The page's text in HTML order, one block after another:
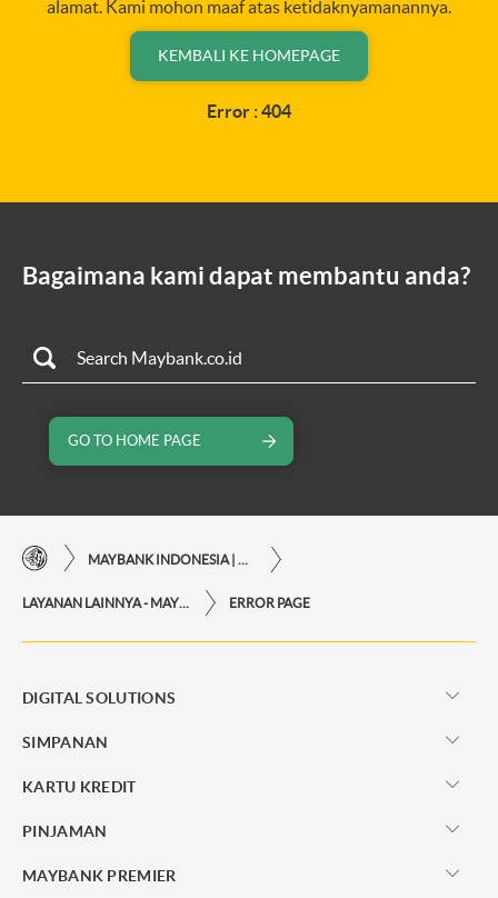
alamat. Kami mohon maaf atas ketidaknyamanannya.
KEMBALI KE HOMEPAGE
Error : 404
Bagaimana kami dapat membantu anda?
GO TO HOME PAGE
ERROR PAGE
DIGITAL SOLUTIONS
SIMPANAN
KARTU KREDIT
PINJAMAN
MAYBANK PREMIER